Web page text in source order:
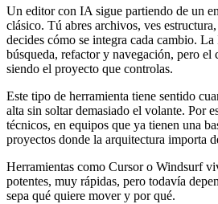
Un editor con IA sigue partiendo de un
clásico. Tú abres archivos, ves
decides cómo se integra cada cambio.
búsqueda, refactor y navegación, pero el
siendo el proyecto que controlas.
Este tipo de herramienta tiene sentido
alta sin soltar demasiado el volante. Por
técnicos, en equipos que ya tienen una
proyectos donde la arquitectura importa
Herramientas como Cursor o Windsurf
potentes, muy rápidas, pero todavía
sepa qué quiere mover y por qué.